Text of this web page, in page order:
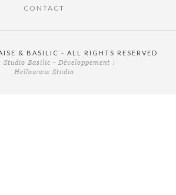
CONTACT
& BASILIC - ALL RIGHTS RESERVED
Studio Basilic - Développement :
Hellowww Studio